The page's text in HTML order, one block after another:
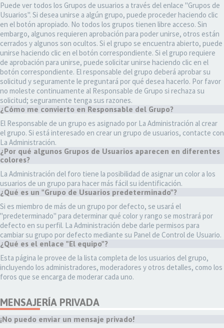
Puede ver todos los Grupos de usuarios a través del enlace "Grupos de
Usuarios". Si desea unirse a algún grupo, puede proceder haciendo clic
en el botón apropiado. No todos los grupos tienen libre acceso. Sin
embargo, algunos requieren aprobación para poder unirse, otros están
cerrados y algunos son ocultos. Si el grupo se encuentra abierto, puede
unirse haciendo clic en el botón correspondiente. Si el grupo requiere
de aprobación para unirse, puede solicitar unirse haciendo clic en el
botón correspondiente. El responsable del grupo deberá aprobar su
solicitud y seguramente le preguntará por qué desea hacerlo. Por favor
no moleste continuamente al Responsable de Grupo si rechaza su
solicitud; seguramente tenga sus razones.
¿Cómo me convierto en Responsable del Grupo?
El Responsable de un grupo es asignado por La Administración al crear
el grupo. Si está interesado en crear un grupo de usuarios, contacte con
La Administración.
¿Por qué algunos Grupos de Usuarios aparecen en diferentes
colores?
La Administración del foro tiene la posibilidad de asignar un color a los
usuarios de un grupo para hacer más fácil su identificación.
¿Qué es un "Grupo de Usuarios predeterminado"?
Si es miembro de más de un grupo por defecto, se usará el
"predeterminado" para determinar qué color y rango se mostrará por
defecto en su perfil. La Administración debe darle permisos para
cambiar su grupo por defecto mediante su Panel de Control de Usuario.
¿Qué es el enlace "El equipo"?
Esta página le provee de la lista completa de los usuarios del grupo,
incluyendo los administradores, moderadores y otros detalles, como los
foros que se encarga de moderar cada uno.
MENSAJERÍA PRIVADA
¡No puedo enviar un mensaje privado!